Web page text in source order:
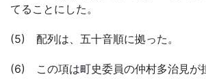
てることにした。
(5) 配列は、五十音順に拠った。
(6) この項は町史委員の仲村多治見が